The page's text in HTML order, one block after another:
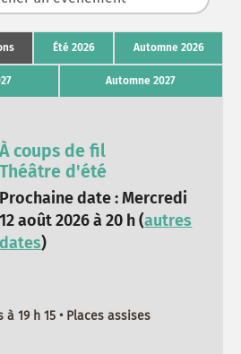
Été 2026 Automne 2026
Automne 2027
À coups de fil
Théâtre d'été
Prochaine date : Mercredi
12 août 2026 à 20 h (autres
dates)
19 h 15 • Places assises